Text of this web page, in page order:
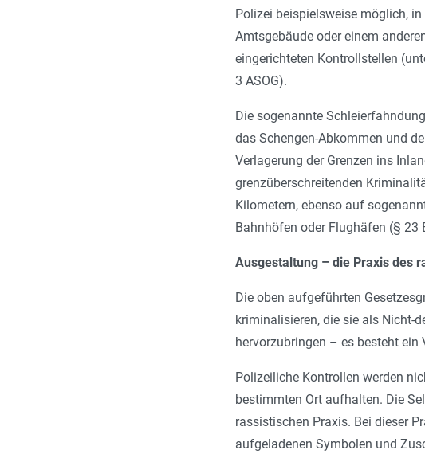
Polizei beispielsweise möglich,
Amtsgebäude oder einem
eingerichteten Kontrollstellen
3 ASOG).
Die sogenannte
das Schengen-Abkommen und
Verlagerung der Grenzen ins
grenzüberschreitenden
Kilometern, ebenso auf
Bahnhöfen oder Flughäfen (§ 23
Ausgestaltung – die Praxis des
Die oben aufgeführten
kriminalisieren, die sie als Nicht-
hervorzubringen – es besteht ein
Polizeiliche Kontrollen werden
bestimmten Ort aufhalten. Die
rassistischen Praxis. Bei dieser
aufgeladenen Symbolen und